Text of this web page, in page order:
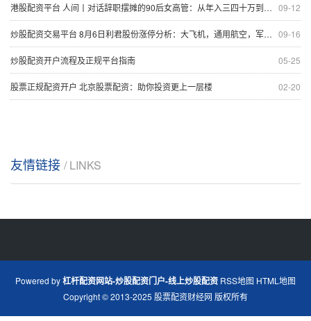
09-12
港股配资平台 人间丨对话辞职摆摊的90后女高管：从年入三四十万到日销售四千元
09-16
炒股配资交易平台 8月6日利君股份涨停分析：大飞机，通用航空，军工概念热股
05-25
炒股配资开户流程及正规平台指南
02-20
股票正规配资开户 北京股票配资：助你投资更上一层楼
友情链接 / LINKS
Powered by杠杆配资网站-炒股配资门户-线上炒股配资 RSS地图 HTML地图
Copyright© 2013-2025 股票配资财经网 版权所有